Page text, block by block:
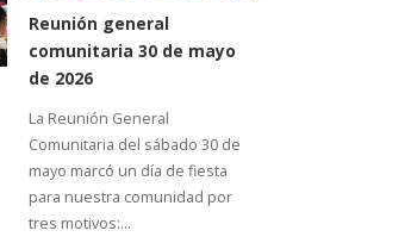
Reunión general
comunitaria 30 de mayo
de 2026
La Reunión General
Comunitaria del sábado 30 de
mayo marcó un día de fiesta
para nuestra comunidad por
tres motivos:...